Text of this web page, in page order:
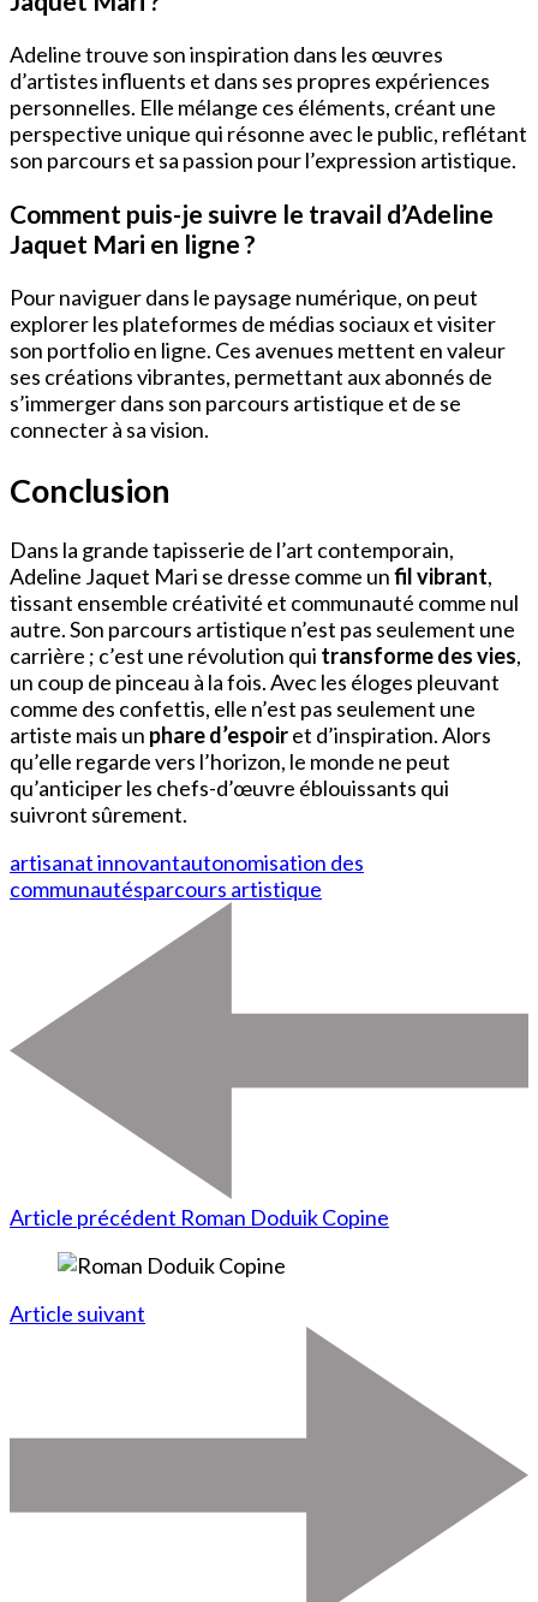
Adeline trouve son inspiration dans les œuvres
d’artistes influents et dans ses propres expériences
personnelles. Elle mélange ces éléments, créant une
perspective unique qui résonne avec le public, reflétant
son parcours et sa passion pour l’expression artistique.
Comment puis-je suivre le travail d’Adeline
Jaquet Mari en ligne ?
Pour naviguer dans le paysage numérique, on peut
explorer les plateformes de médias sociaux et visiter
son portfolio en ligne. Ces avenues mettent en valeur
ses créations vibrantes, permettant aux abonnés de
s’immerger dans son parcours artistique et de se
connecter à sa vision.
Conclusion
Dans la grande tapisserie de l’art contemporain,
Adeline Jaquet Mari se dresse comme unfil vibrant,
tissant ensemble créativité et communauté comme nul
autre. Son parcours artistique n’est pas seulement une
carrière ; c’est une révolution qui transforme des vies,
un coup de pinceau à la fois. Avec les éloges pleuvant
comme des confettis, elle n’est pas seulement une
artiste mais un phare d’espoiret d’inspiration. Alors
qu’elle regarde vers l’horizon, le monde ne peut
qu’anticiper les chefs-d’œuvre éblouissants qui
suivront sûrement.
artisanat innovantautonomisation des
communautésparcours artistique
Article précédent Roman Doduik Copine
Article suivant